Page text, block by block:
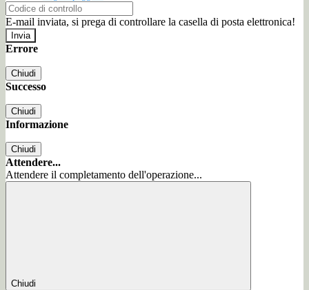
E-mail inviata, si prega di controllare la casella di posta elettronica!
Errore
Chiudi
Successo
Chiudi
Informazione
Chiudi
Attendere...
Attendere il completamento dell'operazione...
Chiudi